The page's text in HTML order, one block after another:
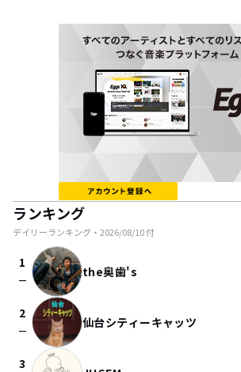
ランキング
デイリーランキング・ 2026/08/10付
1
check_indeterminate_small the奥歯's
2
check_indeterminate_small 仙台シティーキャッツ
3